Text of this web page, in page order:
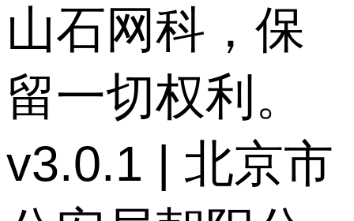
山石网科，保
留一切权利。
v3.0.1 | 北京市